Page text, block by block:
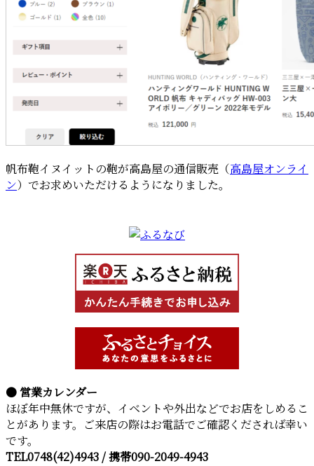
帆布鞄イヌイットの鞄が高島屋の通信販売（高島屋オンライ
ン）でお求めいただけるようになりました。
● 営業カレンダー
ほぼ年中無休ですが、イベントや外出などでお店をしめるこ
とがあります。ご来店の際はお電話でご確認くだされば幸い
です。
TEL0748(42)4943 / 携帯090-2049-4943